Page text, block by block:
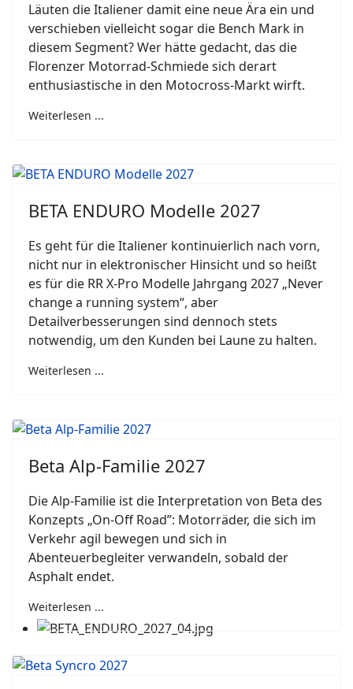
Läuten die Italiener damit eine neue Ära ein und
verschieben vielleicht sogar die Bench Mark in
diesem Segment? Wer hätte gedacht, das die
Florenzer Motorrad-Schmiede sich derart
enthusiastische in den Motocross-Markt wirft.
Weiterlesen ...
BETA ENDURO Modelle 2027
Es geht für die Italiener kontinuierlich nach vorn,
nicht nur in elektronischer Hinsicht und so heißt
es für die RR X-Pro Modelle Jahrgang 2027 „Never
change a running system“, aber
Detailverbesserungen sind dennoch stets
notwendig, um den Kunden bei Laune zu halten.
Weiterlesen ...
Beta Alp-Familie 2027
Die Alp-Familie ist die Interpretation von Beta des
Konzepts „On-Off Road”: Motorräder, die sich im
Verkehr agil bewegen und sich in
Abenteuerbegleiter verwandeln, sobald der
Asphalt endet.
Weiterlesen ...